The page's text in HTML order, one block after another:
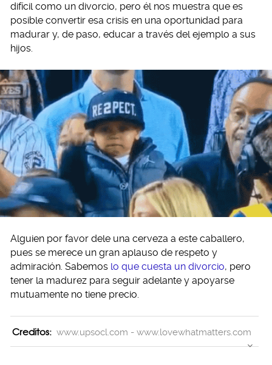
difícil como un divorcio, pero él nos muestra que es
posible convertir esa crisis en una oportunidad para
madurar y, de paso, educar a través del ejemplo a sus
hijos.
Alguien por favor dele una cerveza a este caballero,
pues se merece un gran aplauso de respeto y
admiración. Sabemos lo que cuesta un divorcio, pero
tener la madurez para seguir adelante y apoyarse
mutuamente no tiene precio.
Creditos: www.upsocl.com - www.lovewhatmatters.com